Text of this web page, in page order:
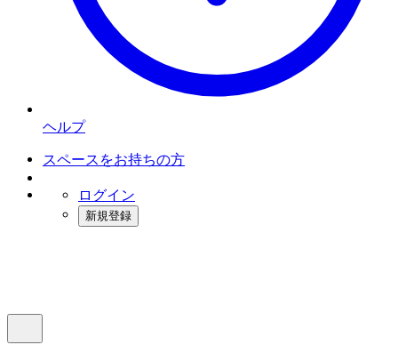
ヘルプ
スペースをお持ちの方
ログイン
新規登録